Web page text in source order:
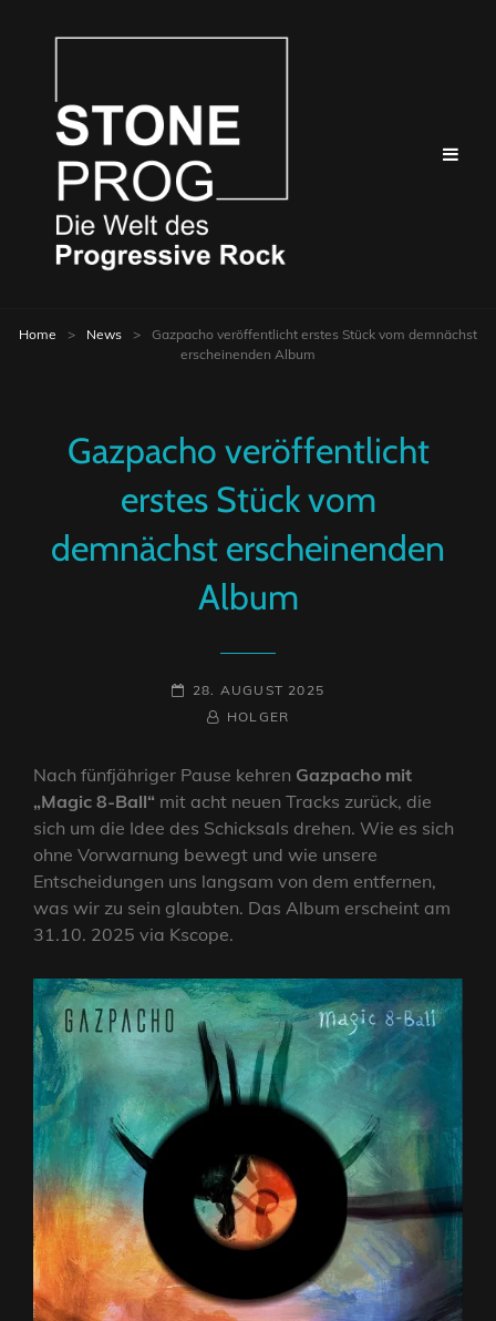
Home > News >
Gazpacho veröffentlicht erstes Stück vom demnächst
erscheinenden Album
Gazpacho veröffentlicht
erstes Stück vom
demnächst erscheinenden
Album
POSTED-
28. AUGUST 2025
BY
BYLINEHOLGER
Nach fünfjähriger Pause kehren Gazpacho mit
„Magic 8-Ball“ mit acht neuen Tracks zurück, die
sich um die Idee des Schicksals drehen. Wie es sich
ohne Vorwarnung bewegt und wie unsere
Entscheidungen uns langsam von dem entfernen,
was wir zu sein glaubten. Das Album erscheint am
31.10. 2025 via Kscope.